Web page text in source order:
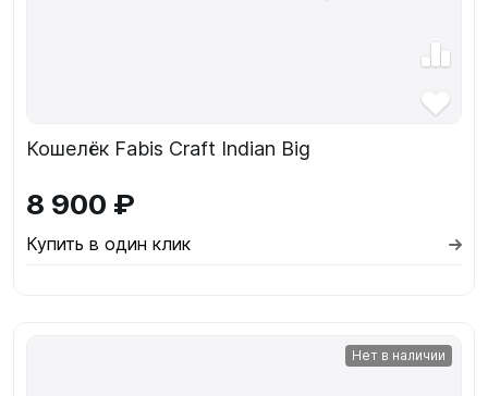
Кошелёк Fabis Craft Indian Big
8 900 ₽
Купить в один клик
Нет в наличии